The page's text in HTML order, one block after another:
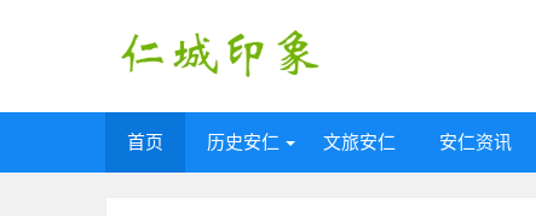
首页 历史安仁 文旅安仁 安仁资讯